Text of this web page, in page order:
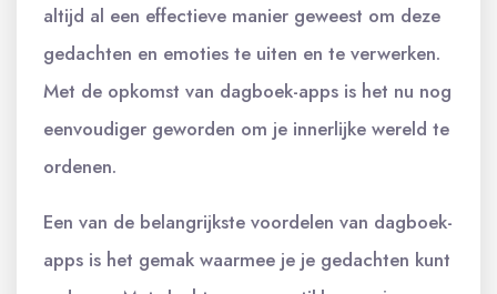
altijd al een effectieve manier geweest om deze
gedachten en emoties te uiten en te verwerken.
Met de opkomst van dagboek-apps is het nu nog
eenvoudiger geworden om je innerlijke wereld te
ordenen.
Een van de belangrijkste voordelen van dagboek-
apps is het gemak waarmee je je gedachten kunt